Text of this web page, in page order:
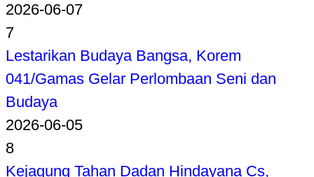
2026-06-07
7
Lestarikan Budaya Bangsa, Korem
041/Gamas Gelar Perlombaan Seni dan
Budaya
2026-06-05
8
Kejagung Tahan Dadan Hindayana Cs,